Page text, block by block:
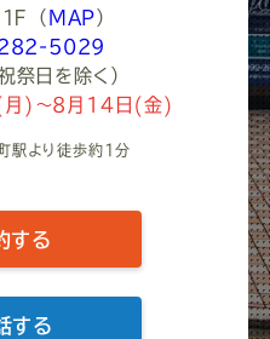
Ｆ
（ MAP ）
5029
祭日を除く）
月)～8月14日(金)
駅より徒歩約1分
する
する